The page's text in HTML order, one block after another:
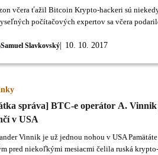
Samuel Slavkovský 10. 10. 2017
včera ťažil Bitcoin Krypto-hackeri sú
počítačových expertov sa včera
správa] BTC-e operátor A. Vinnik
v USA
Vinnik je už jednou nohou v USA Pamätáte
pred niekoľkými mesiacmi čelila ruská